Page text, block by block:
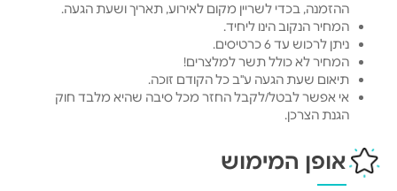
ההזמנה, בכדי לשריין מקום לאירוע, תאריך ושעת הגעה.
המחיר הנקוב הינו ליחיד.
ניתן לרכוש עד 6 כרטיסים.
המחיר לא כולל תשר למלצרים!
תיאום שעת הגעה ע"ב כל הקודם זוכה.
אי אפשר לבטל/לקבל החזר מכל סיבה שהיא מלבד חוק
הגנת הצרכן.
אופן המימוש